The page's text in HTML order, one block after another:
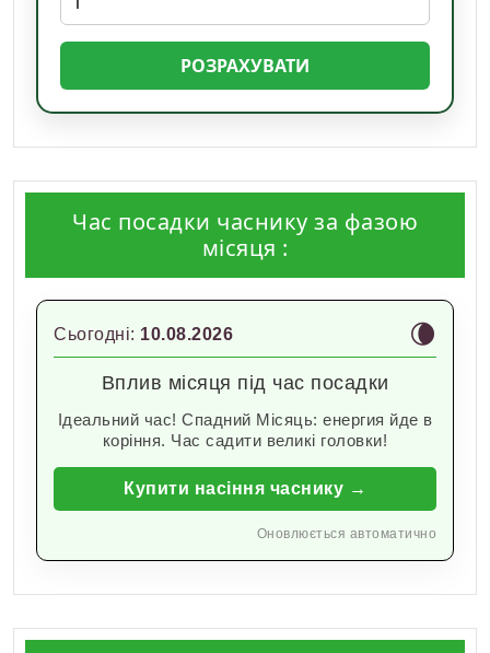
РОЗРАХУВАТИ
Час посадки часнику за фазою
місяця :
Сьогодні: 10.08.2026 🌘
Вплив місяця під час посадки
Ідеальний час! Спадний Місяць: енергия йде в
коріння. Час садити великі головки!
Купити насіння часнику →
Оновлюється автоматично